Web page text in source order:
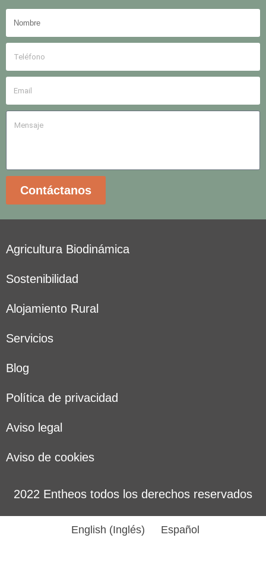
Contáctanos
Agricultura Biodinámica
Sostenibilidad
Alojamiento Rural
Servicios
Blog
Política de privacidad
Aviso legal
Aviso de cookies
2022 Entheos todos los derechos reservados
English (Inglés) Español